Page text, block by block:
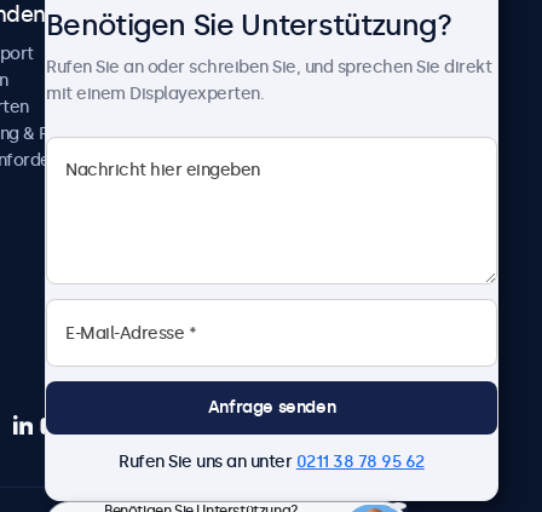
& Reparatur
Über Beetronics
Neuigkeiten und Updates
Über uns
Karriere
Geschäftsbedingungen
Benötigen Sie Unterstützung?
Rufen Sie an oder schreiben Sie, und sprechen Sie direkt
mit einem Displayexperten.
Anfrage senden
Rufen Sie uns an unter 0211 38 78 95 62